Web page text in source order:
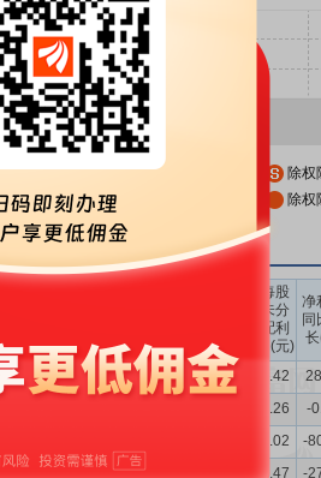
股权登记日
除权
股权登记日前一交易日 除权
跌幅表现
每股
未分
配利
润(元)
净
同
例
（%）
派1.6275 1.36 0.52 8.63 1.69 5.42
5.26 -
5.02 -
1.53 0.38 5.47 -